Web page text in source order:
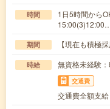
時間
1日5時間から
期間 【現在も積極
時給 無資格未経験
交通費
交通費全額支給